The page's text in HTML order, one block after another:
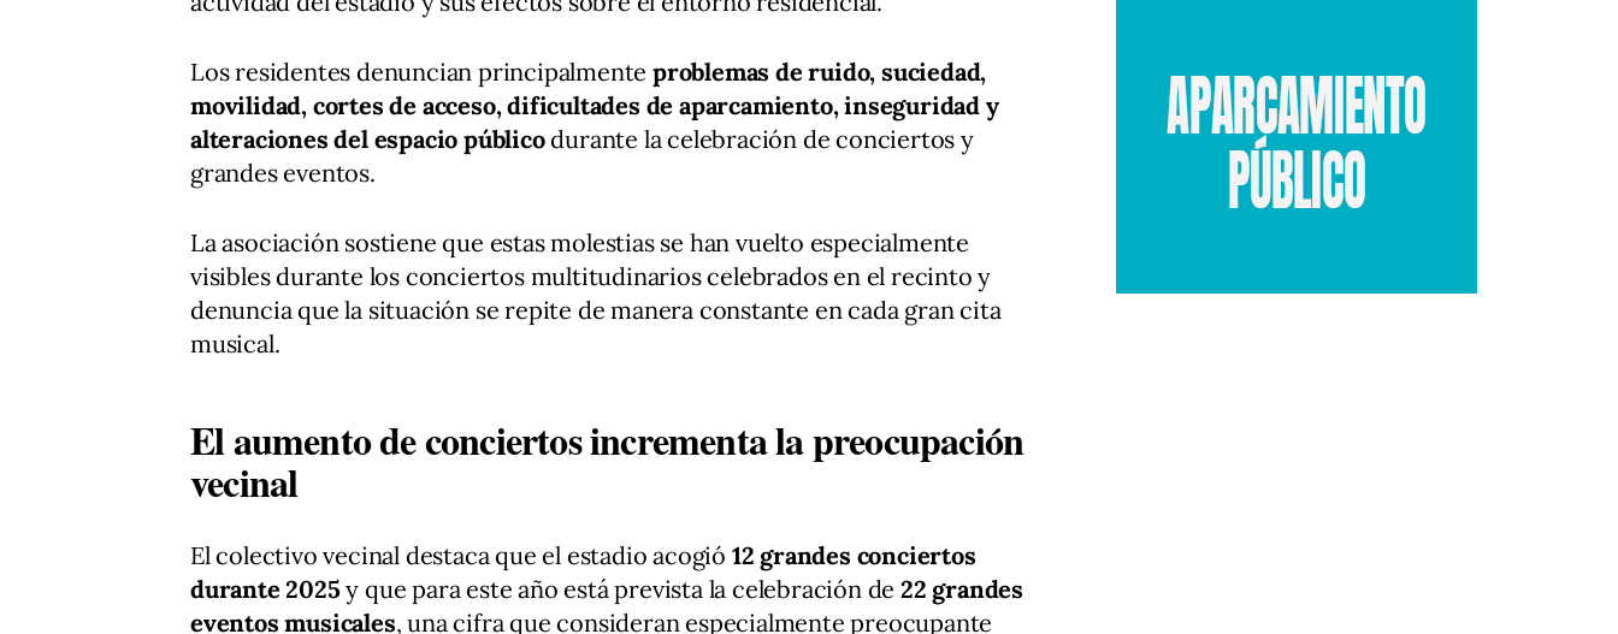
Los residentes denuncian principalmente problemas de ruido, suciedad,
movilidad, cortes de acceso, dificultades de aparcamiento, inseguridad y
alteraciones del espacio públicodurante la celebración de conciertos y
grandes eventos.
La asociación sostiene que estas molestias se han vuelto especialmente
visibles durante los conciertos multitudinarios celebrados en el recinto y
denuncia que la situación se repite de manera constante en cada gran cita
musical.
El aumento de conciertos incrementa la preocupación
vecinal
El colectivo vecinal destaca que el estadio acogió 12 grandes conciertos
durante 2025y que para este año está prevista la celebración de22 grandes
eventos musicales, una cifra que consideran especialmente preocupante